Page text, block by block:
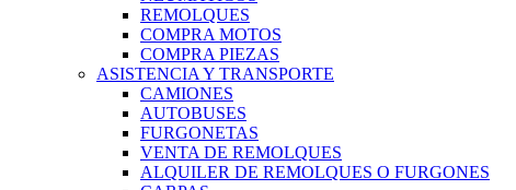
REMOLQUES
COMPRA MOTOS
COMPRA PIEZAS
ASISTENCIA Y TRANSPORTE
CAMIONES
AUTOBUSES
FURGONETAS
VENTA DE REMOLQUES
ALQUILER DE REMOLQUES O FURGONES